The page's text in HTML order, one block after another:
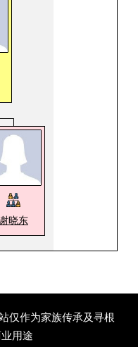
晓东
仅作为家族传承及寻根
用途